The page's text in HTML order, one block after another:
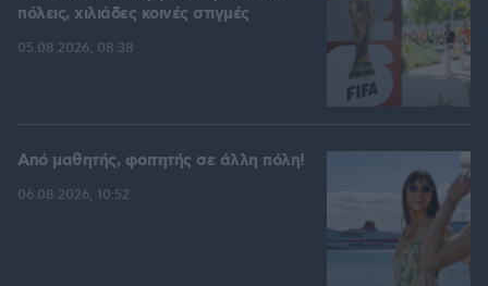
πόλεις, χιλιάδες κοινές στιγμές
05.08.2026, 08:38
Από μαθητής, φοιτητής σε άλλη πόλη!
06.08.2026, 10:52